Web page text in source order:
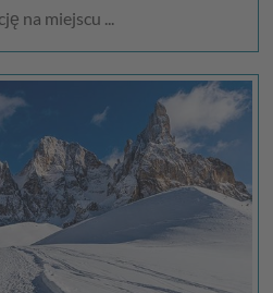
na miejscu ...